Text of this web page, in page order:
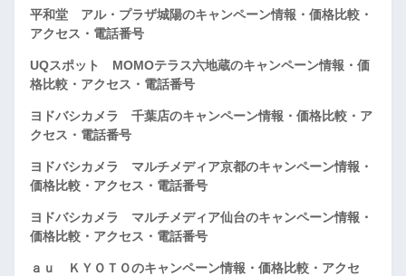
平和堂 アル・プラザ城陽のキャンペーン情報・価格比較・
アクセス・電話番号
UQスポット MOMOテラス六地蔵のキャンペーン情報・価
格比較・アクセス・電話番号
ヨドバシカメラ 千葉店のキャンペーン情報・価格比較・ア
クセス・電話番号
ヨドバシカメラ マルチメディア京都のキャンペーン情報・
価格比較・アクセス・電話番号
ヨドバシカメラ マルチメディア仙台のキャンペーン情報・
価格比較・アクセス・電話番号
ａｕ ＫＹＯＴＯのキャンペーン情報・価格比較・アクセ